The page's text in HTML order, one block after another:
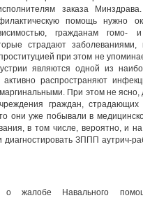
заказа
помощь нужно
гражданам гомо- и
страдают заболеваниями,
при этом не
являются одной из
распространяют
При этом не ясно,
граждан,
они уже побывали в
в том числе, вероятно, и
ЗППП аутрич-
жалобе Навального